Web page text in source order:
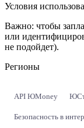
Условия
Важно: чтобы
или
не подойдет).
Регионы
API ЮMoney
Безопасность в